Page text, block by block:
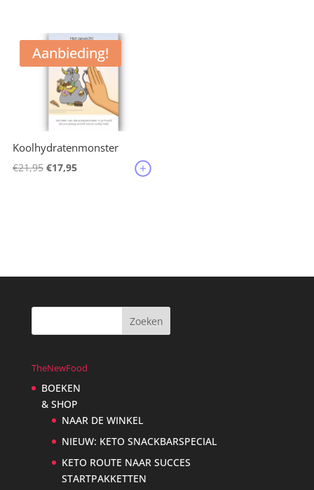
Aanbieding!
Koolhydratenmonster
€21,95 Oorspronkelijke
€17,95Huidige
TheNewFood
BOEKEN
& SHOP
NAAR DE WINKEL
NIEUW: KETO SNACKBARSPECIAL
KETO ROUTE NAAR SUCCES
STARTPAKKETTEN